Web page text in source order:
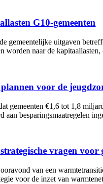
G10-gemeenten
gemeentelijke uitgaven
worden naar de
voor de
gemeenten €1,6 tot 1,8
aan besparingsmaatregelen
vragen voor
van een
voor de inzet van